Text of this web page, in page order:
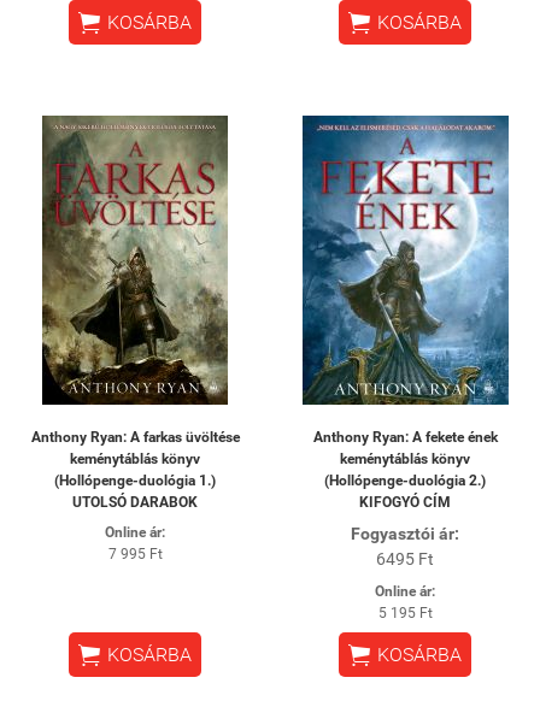
 KOSÁRBA  KOSÁRBA
Anthony Ryan: A farkas üvöltése
keménytáblás könyv
(Hollópenge-duológia 1.)
UTOLSÓ DARABOK
Online ár:
7 995 Ft
 KOSÁRBA
Anthony Ryan: A fekete ének
keménytáblás könyv
(Hollópenge-duológia 2.)
KIFOGYÓ CÍM
Fogyasztói ár:
6495 Ft
Online ár:
5 195 Ft
 KOSÁRBA